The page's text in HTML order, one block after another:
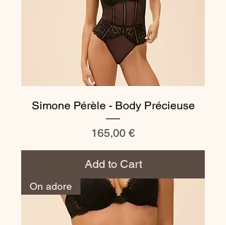
Simone Pérèle - Body Précieuse
Price
165,00 €
Add to Cart
On adore